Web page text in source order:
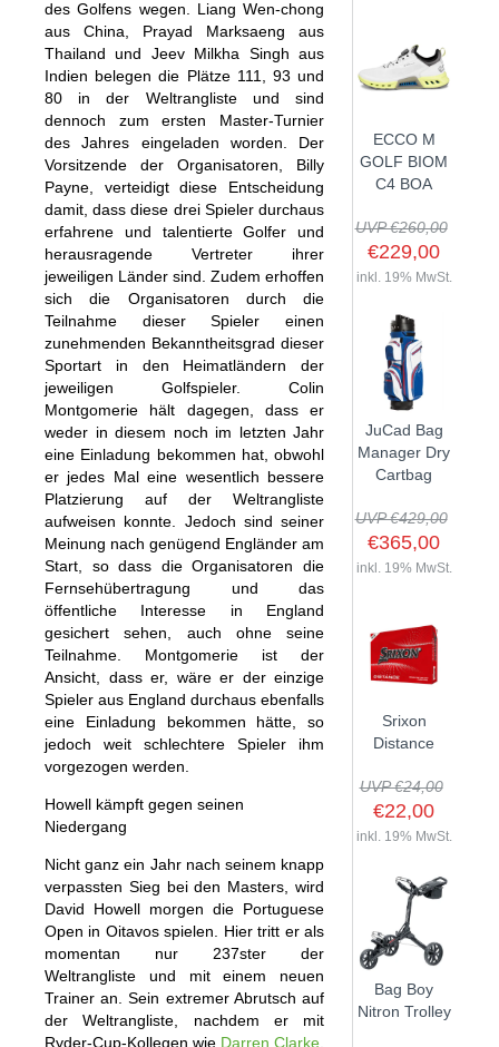
GOLFSCHLÄGER
DRIVER
FAIRWAYHÖLZER
EISENSÄTZE
WEDGES
HYBRIDS
DRIVING EISEN
PUTTER
KOMPLETTSETS
HEADS
SHAFTS
DEMOSCHLÄGER
BAGS
CARTBAGS
STANDBAGS
TRAVELBAGS
SONSTIGE BAGS
TROLLIES
PUSH- & PULLTROLLIES
ELEKTROTROLLIES
TROLLEY ZUBEHÖR
BÄLLE
GOLFBÄLLE
LOGOBÄLLE
SCHUHE
HERREN GOLFSCHUHE
DAMEN GOLFSCHUHE
KINDER GOLFSCHUHE
BEKLEIDUNG
HERREN
DAMEN
CAPS
GÜRTEL & SOCKEN
HANDSCHUHE
HERREN GOLFHANDSCHUHE
DAMEN GOLFHANDSCHUHE
KINDER GOLFHANDSCHUHE
ZUBEHÖR
ENTFERNUNGSMESSER
REGENSCHIRME
HANDTÜCHER
ACCESSOIRES
TRAININGSHILFEN
MONTAGE
KOMPONENTEN
GRIFFE
GUTSCHEINE
GUTSCHEINE
SALE
GOLFSCHLÄGER
BAGS
TROLLIES
BÄLLE
SCHUHE
BEKLEIDUNG
HANDSCHUHE
ZUBEHÖR
EVENTS
GOLFKURSE
EVENTS
ANFRAGE
GUTSCHEINE
des Golfens wegen. Liang Wen-chong
aus China, Prayad Marksaeng aus
Thailand und Jeev Milkha Singh aus
Indien belegen die Plätze 111, 93 und
80 in der Weltrangliste und sind
dennoch zum ersten Master-Turnier
des Jahres eingeladen worden. Der
Vorsitzende der Organisatoren, Billy
Payne, verteidigt diese Entscheidung
damit, dass diese drei Spieler durchaus
erfahrene und talentierte Golfer und
herausragende Vertreter ihrer
jeweiligen Länder sind. Zudem erhoffen
sich die Organisatoren durch die
Teilnahme dieser Spieler einen
zunehmenden Bekanntheitsgrad dieser
Sportart in den Heimatländern der
jeweiligen Golfspieler. Colin
Montgomerie hält dagegen, dass er
weder in diesem noch im letzten Jahr
eine Einladung bekommen hat, obwohl
er jedes Mal eine wesentlich bessere
Platzierung auf der Weltrangliste
aufweisen konnte. Jedoch sind seiner
Meinung nach genügend Engländer am
Start, so dass die Organisatoren die
Fernsehübertragung und das
öffentliche Interesse in England
gesichert sehen, auch ohne seine
Teilnahme. Montgomerie ist der
Ansicht, dass er, wäre er der einzige
Spieler aus England durchaus ebenfalls
eine Einladung bekommen hätte, so
jedoch weit schlechtere Spieler ihm
vorgezogen werden.
Howell kämpft gegen seinen
Niedergang
Nicht ganz ein Jahr nach seinem knapp
verpassten Sieg bei den Masters, wird
David Howell morgen die Portuguese
Open in Oitavos spielen. Hier tritt er als
momentan nur 237ster der
Weltrangliste und mit einem neuen
Trainer an. Sein extremer Abrutsch auf
der Weltrangliste, nachdem er mit
Ryder-Cup-Kollegen wie Darren Clarke
ECCO M
GOLF BIOM
C4 BOA
UVP €260,00
€229,00
inkl. 19% MwSt.
JuCad Bag
Manager Dry
Cartbag
UVP €429,00
€365,00
inkl. 19% MwSt.
Srixon
Distance
UVP €24,00
€22,00
inkl. 19% MwSt.
Bag Boy
Nitron Trolley